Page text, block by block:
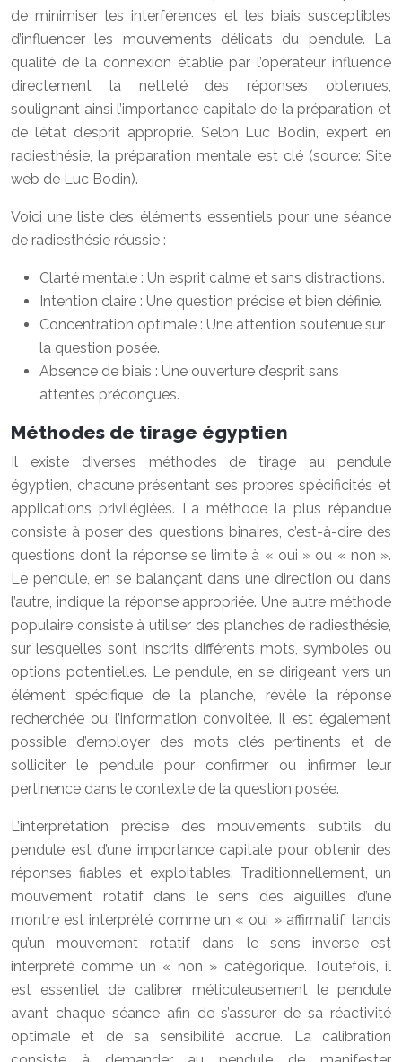
de minimiser les interférences et les biais susceptibles
d’influencer les mouvements délicats du pendule. La
qualité de la connexion établie par l’opérateur influence
directement la netteté des réponses obtenues,
soulignant ainsi l’importance capitale de la préparation et
de l’état d’esprit approprié. Selon Luc Bodin, expert en
radiesthésie, la préparation mentale est clé (source: Site
web de Luc Bodin).
Voici une liste des éléments essentiels pour une séance
de radiesthésie réussie :
Clarté mentale : Un esprit calme et sans distractions.
Intention claire : Une question précise et bien définie.
Concentration optimale : Une attention soutenue sur
la question posée.
Absence de biais : Une ouverture d’esprit sans
attentes préconçues.
Méthodes de tirage égyptien
Il existe diverses méthodes de tirage au pendule
égyptien, chacune présentant ses propres spécificités et
applications privilégiées. La méthode la plus répandue
consiste à poser des questions binaires, c’est-à-dire des
questions dont la réponse se limite à « oui » ou « non ».
Le pendule, en se balançant dans une direction ou dans
l’autre, indique la réponse appropriée. Une autre méthode
populaire consiste à utiliser des planches de radiesthésie,
sur lesquelles sont inscrits différents mots, symboles ou
options potentielles. Le pendule, en se dirigeant vers un
élément spécifique de la planche, révèle la réponse
recherchée ou l’information convoitée. Il est également
possible d’employer des mots clés pertinents et de
solliciter le pendule pour confirmer ou infirmer leur
pertinence dans le contexte de la question posée.
L’interprétation précise des mouvements subtils du
pendule est d’une importance capitale pour obtenir des
réponses fiables et exploitables. Traditionnellement, un
mouvement rotatif dans le sens des aiguilles d’une
montre est interprété comme un « oui » affirmatif, tandis
qu’un mouvement rotatif dans le sens inverse est
interprété comme un « non » catégorique. Toutefois, il
est essentiel de calibrer méticuleusement le pendule
avant chaque séance afin de s’assurer de sa réactivité
optimale et de sa sensibilité accrue. La calibration